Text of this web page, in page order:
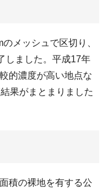
メッシュで区切り、
しました。平成17年
的濃度が高い地点な
果がまとまりました
積の裸地を有する公